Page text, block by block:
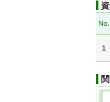
No.
1